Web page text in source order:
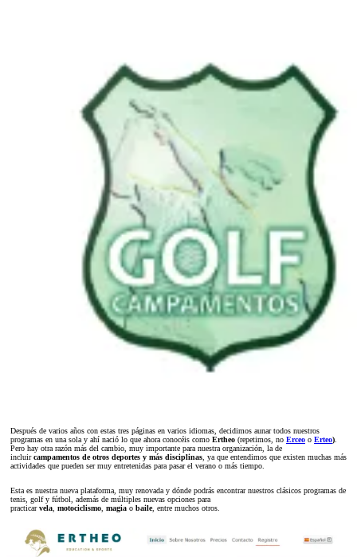
Después de varios años con estas tres páginas en varios idiomas, decidimos aunar todos nuestros
programas en una sola y ahí nació lo que ahora conocéis como Ertheo (repetimos, no Erceo o Erteo)
Pero hay otra razón más del cambio, muy importante para nuestra organización, la de
incluircampamentos de otros deportes y más disciplinas , ya que entendimos que existen muchas más
actividades que pueden ser muy entretenidas para pasar el verano o más tiempo.
Esta es nuestra nueva plataforma, muy renovada y dónde podrás encontrar nuestros clásicos programas de
tenis, golf y fútbol, además de múltiples nuevas opciones para
practicarvela motociclismo magia o baile, entre muchos otros.